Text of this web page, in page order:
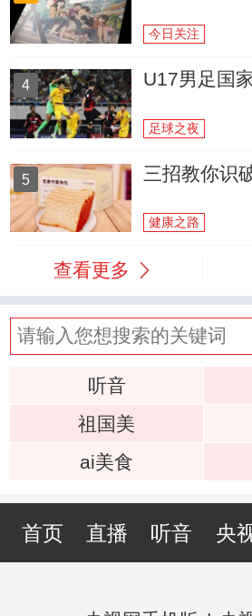
今日关注
4 U17男足国
足球之夜
5 三招教你识
健康之路
查看更多
听音
祖国美
ai美食
首页 直播 听音 央